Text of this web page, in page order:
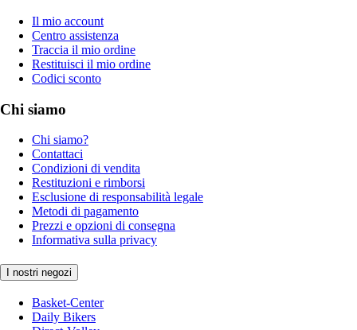
Il mio account
Centro assistenza
Traccia il mio ordine
Restituisci il mio ordine
Codici sconto
Chi siamo
Chi siamo?
Contattaci
Condizioni di vendita
Restituzioni e rimborsi
Esclusione di responsabilità legale
Metodi di pagamento
Prezzi e opzioni di consegna
Informativa sulla privacy
I nostri negozi
Basket-Center
Daily Bikers